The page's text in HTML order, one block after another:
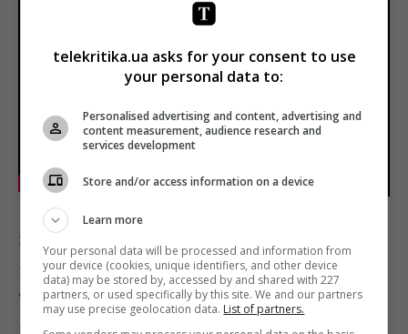
Это был самый ожидаемый мною фильм в школе. И,
конечно же, когда он вышел – я не разочаровался.
Тогда я сопереживал Питеру Паркеру и с большим
интересом следил за сюжетом. Сейчас, когда я стал
telekritika.ua asks for your consent to use
your personal data to:
Personalised advertising and content, advertising and
content measurement, audience research and
services development
Store and/or access information on a device
Learn more
Your personal data will be processed and information from
your device (cookies, unique identifiers, and other device
data) may be stored by, accessed by and shared with 227
partners, or used specifically by this site. We and our partners
may use precise geolocation data. List of partners.